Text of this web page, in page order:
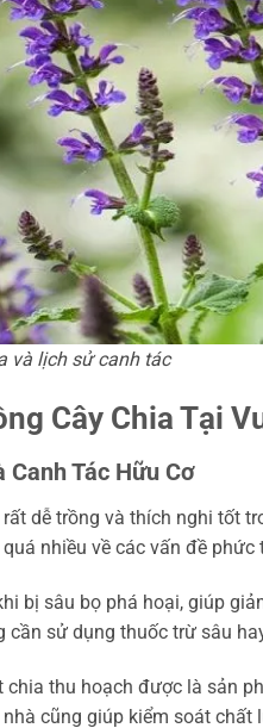
và lịch sử canh tác
Cây Chia Tại
Canh Tác Hữu Cơ
dễ trồng và thích nghi tốt
nhiều về các vấn đề phức
bị sâu bọ phá hoại, giúp
cần sử dụng thuốc trừ sâu
thu hoạch được là sản
cũng giúp kiểm soát